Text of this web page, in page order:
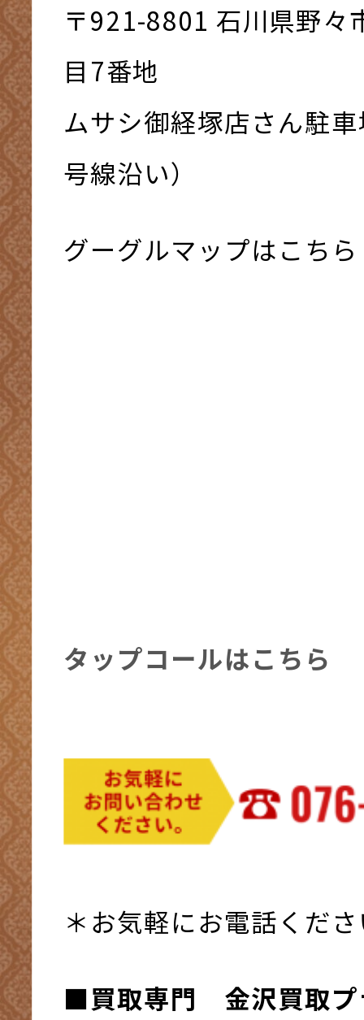
〒921-8801 ⽯川県野々
⽬7番地
ムサシ御経塚店さん駐
号線沿い）
グーグルマップはこちら
タップコールはこちら
＊お気軽にお電話くだ
■買取専門 金沢買取プ